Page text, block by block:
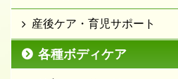
産後ケア・育児サポート
各種ボディケア